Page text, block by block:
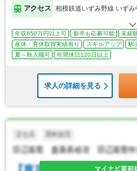
アクセス 相模鉄道いずみ野線 いずみ
年収650万円以上可 新卒も応募可能 未経
産休・育休取得実績有り
スキルアップ 駅
夏～秋入職可
年間休日120日以上
求人の詳細を見る